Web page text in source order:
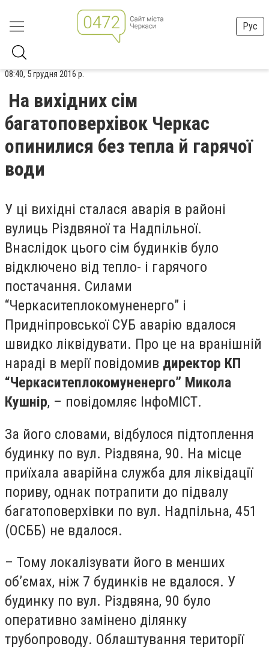
Рус
08:40, 5 грудня 2016 р.
На вихідних сім
багатоповерхівок Черкас
опинилися без тепла й гарячої
води
У ці вихідні сталася аварія в районі
вулиць Різдвяної та Надпільної.
Внаслідок цього сім будинків було
відключено від тепло- і гарячого
постачання. Силами
“Черкаситеплокомуненерго” і
Придніпровської СУБ аварію вдалося
швидко ліквідувати. Про це на вранішній
нараді в мерії повідомив директор КП
“Черкаситеплокомуненерго” Микола
Кушнір, – повідомляє ІнфоМІСТ.
За його словами, відбулося підтоплення
будинку по вул. Різдвяна, 90. На місце
приїхала аварійна служба для ліквідації
пориву, однак потрапити до підвалу
багатоповерхівки по вул. Надпільна, 451
(ОСББ) не вдалося.
– Тому локалізувати його в менших
об’ємах, ніж 7 будинків не вдалося. У
будинку по вул. Різдвяна, 90 було
оперативно замінено ділянку
трубопроводу. Облаштування території